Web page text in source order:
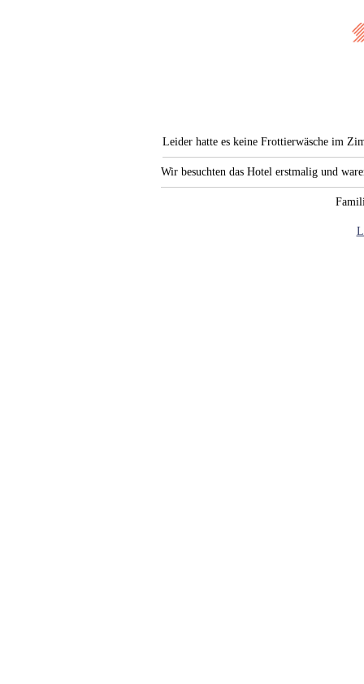
Leider hatte es keine Frottierwäsche im
Wir besuchten das Hotel erstmalig und